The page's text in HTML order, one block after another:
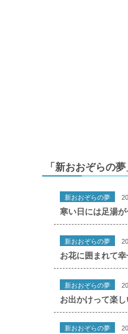
「新おおぞらの
新おおぞらの夢
寒い日には足湯が
新おおぞらの夢
お花に囲まれて
新おおぞらの夢
お出かけって楽し
新おおぞらの夢